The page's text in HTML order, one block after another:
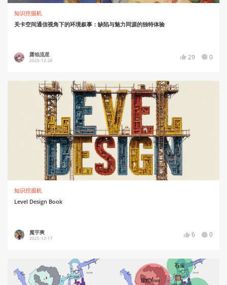
知识挖掘机
关卡空间通信视角下的环境叙事：缺陷与魅力同源的独特体验
露馅流星
2025-12-20 29 0
知识挖掘机
Level Design Book
魔芋爽
2025-12-17 6 0